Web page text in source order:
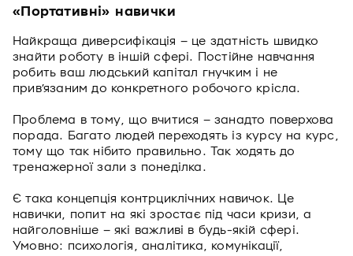
«Портативні» навички
Найкраща диверсифікація – це здатність швидко
знайти роботу в іншій сфері. Постійне навчання
робить ваш людський капітал гнучким і не
прив’язаним до конкретного робочого крісла.
Проблема в тому, що вчитися – занадто поверхова
порада. Багато людей переходять із курсу на курс,
тому що так нібито правильно. Так ходять до
тренажерної зали з понеділка.
Є така концепція контрциклічних навичок. Це
навички, попит на які зростає під часи кризи, а
найголовніше – які важливі в будь-якій сфері.
Умовно: психологія, аналітика, комунікації,